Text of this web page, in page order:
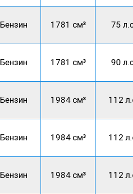
Бензин 1781 см³ 75
Бензин 1781 см³ 90
Бензин 1984 см³ 112
Бензин 1984 см³ 112
Бензин 1984 см³ 112